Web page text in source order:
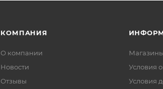
КОМПАНИЯ
О компании
Новости
Отзывы
Магазины
Условия
Условия